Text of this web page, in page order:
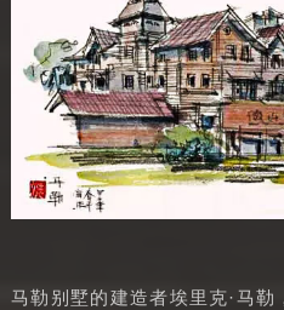
马勒别墅的建造者埃里克·马